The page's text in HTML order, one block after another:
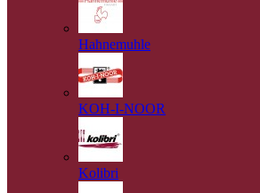
Hahnemuhle
KOH-I-NOOR
Kolibri